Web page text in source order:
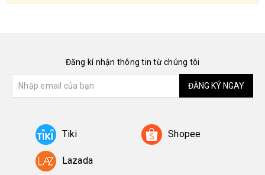
Đăng kí nhận thông tin từ chúng tôi
ĐĂNG KÝ NGAY
Tiki Shopee
Lazada